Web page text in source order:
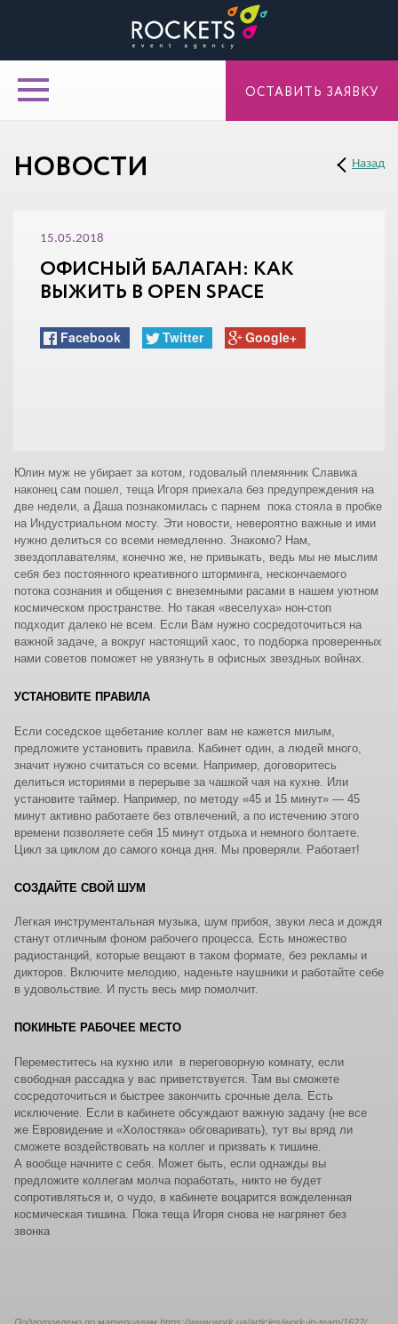
НОВОСТИ Назад
15.05.2018
ОФИСНЫЙ БАЛАГАН: КАК
ВЫЖИТЬ В OPEN SPACE
Facebook Twitter Google+
Юлин муж не убирает за котом, годовалый племянник Славика
наконец сам пошел, теща Игоря приехала без предупреждения на
две недели, а Даша познакомилась с парнем пока стояла в пробке
на Индустриальном мосту. Эти новости, невероятно важные и ими
нужно делиться со всеми немедленно. Знакомо? Нам,
звездоплавателям, конечно же, не привыкать, ведь мы не мыслим
себя без постоянного креативного шторминга, нескончаемого
потока сознания и общения с внеземными расами в нашем уютном
космическом пространстве. Но такая «веселуха» нон-стоп
подходит далеко не всем. Если Вам нужно сосредоточиться на
важной задаче, а вокруг настоящий хаос, то подборка проверенных
нами советов поможет не увязнуть в офисных звездных войнах.
УСТАНОВИТЕ ПРАВИЛА
Если соседское щебетание коллег вам не кажется милым,
предложите установить правила. Кабинет один, а людей много,
значит нужно считаться со всеми. Например, договоритесь
делиться историями в перерыве за чашкой чая на кухне. Или
установите таймер. Например, по методу «45 и 15 минут» — 45
минут активно работаете без отвлечений, а по истечению этого
времени позволяете себя 15 минут отдыха и немного болтаете.
Цикл за циклом до самого конца дня. Мы проверяли. Работает!
СОЗДАЙТЕ СВОЙ ШУМ
Легкая инструментальная музыка, шум прибоя, звуки леса и дождя
станут отличным фоном рабочего процесса. Есть множество
радиостанций, которые вещают в таком формате, без рекламы и
дикторов. Включите мелодию, наденьте наушники и работайте себе
в удовольствие. И пусть весь мир помолчит.
ПОКИНЬТЕ РАБОЧЕЕ МЕСТО
Переместитесь на кухню или в переговорную комнату, если
свободная рассадка у вас приветствуется. Там вы сможете
сосредоточиться и быстрее закончить срочные дела. Есть
исключение. Если в кабинете обсуждают важную задачу (не все
же Евровидение и «Холостяка» обговаривать), тут вы вряд ли
сможете воздействовать на коллег и призвать к тишине.
А вообще начните с себя. Может быть, если однажды вы
предложите коллегам молча поработать, никто не будет
сопротивляться и, о чудо, в кабинете воцарится вожделенная
космическая тишина. Пока теща Игоря снова не нагрянет без
звонка
Подготовлено по материалам https://www.work.ua/articles/work-in-team/1622/
ОСТАВИТЬ ЗАЯВКУ